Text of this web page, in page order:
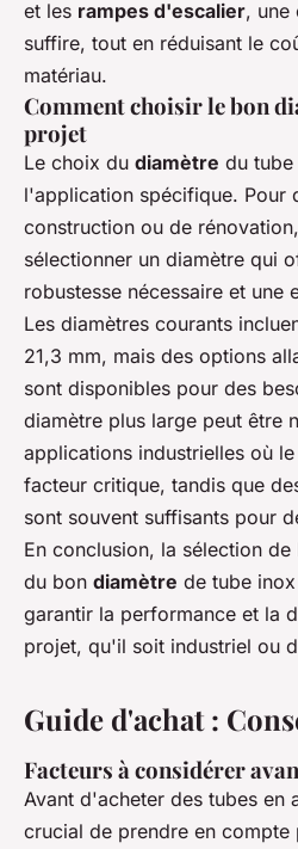
et les rampes d'escalier, une
suffire, tout en réduisant le
matériau.
Comment choisir le bon
projet
Le choix du diamètre du
l'application spécifique. Pour
construction ou de
sélectionner un diamètre qui
robustesse nécessaire et une
Les diamètres courants
21,3 mm, mais des options
sont disponibles pour des
diamètre plus large peut être
applications industrielles où
facteur critique, tandis que
sont souvent suffisants pour
En conclusion, la sélection de
du bon diamètre de tube
garantir la performance et la
projet, qu'il soit industriel ou
Guide d'achat :
Facteurs à considérer
Avant d'acheter des tubes en
crucial de prendre en compte